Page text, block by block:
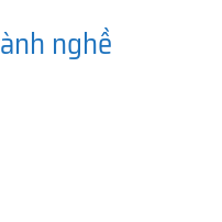
nghề